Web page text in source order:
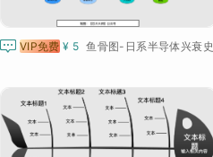
 VIP免费 ¥ 5 鱼骨图-日系半导体兴衰史